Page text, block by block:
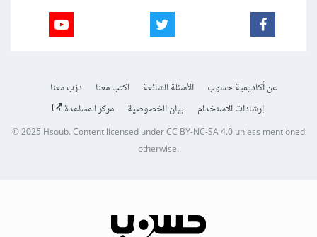
عن أكاديمية حسوب الأسئلة الشائعة اكتب معنا
درّب معنا
إرشادات الاستخدام
بيان الخصوصية مركز المساعدة
© 2025Hsoub.Content licensed underCC BY-NC-SA 4.0unless mentioned
otherwise.